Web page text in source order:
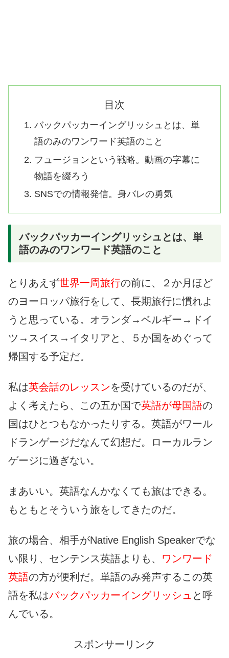
目次
バックパッカーイングリッシュとは、単
語のみのワンワード英語のこと
フュージョンという戦略。動画の字幕に
物語を綴ろう
SNSでの情報発信。身バレの勇気
バックパッカーイングリッシュとは、単
語のみのワンワード英語のこと
とりあえず世界一周旅行の前に、２か月ほど
のヨーロッパ旅行をして、長期旅行に慣れよ
うと思っている。オランダ→ベルギー→ドイ
ツ→スイス→イタリアと、５か国をめぐって
帰国する予定だ。
私は英会話のレッスンを受けているのだが、
よく考えたら、この五か国で英語が母国語の
国はひとつもなかったりする。英語がワール
ドランゲージだなんて幻想だ。ローカルラン
ゲージに過ぎない。
まあいい。英語なんかなくても旅はできる。
もともとそういう旅をしてきたのだ。
旅の場合、相手がNative English Speakerでな
い限り、センテンス英語よりも、 ワンワード
英語の方が便利だ。単語のみ発声するこの英
語を私はバックパッカーイングリッシュ と呼
んでいる。
スポンサーリンク